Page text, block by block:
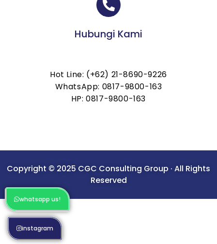
whatsapp us!
instagram
Hubungi Kami
Hot Line: (+62) 21-8690-9226
WhatsApp: 0817-9800-163
HP: 0817-9800-163
Copyright © 2025 CGC Consulting Group · All Rights
Reserved